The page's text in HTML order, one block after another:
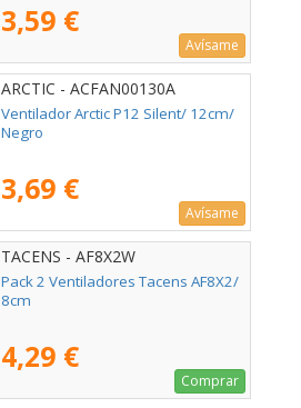
3,59 €
Avísame
ARCTIC - ACFAN00130A
Ventilador Arctic P12 Silent/ 12cm/
Negro
3,69 €
Avísame
TACENS - AF8X2W
Pack 2 Ventiladores Tacens AF8X2/
8cm
4,29 €
Comprar